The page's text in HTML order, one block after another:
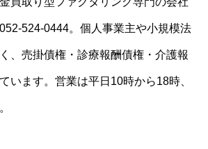
524-0444。個人事業主や小規模法
、売掛債権・診療報酬債権・介護報
います。営業は平日10時から18時、